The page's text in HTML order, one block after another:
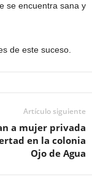
se encuentra sana y
de este suceso.
Artículo siguiente
a mujer privada
en la colonia
Ojo de Agua